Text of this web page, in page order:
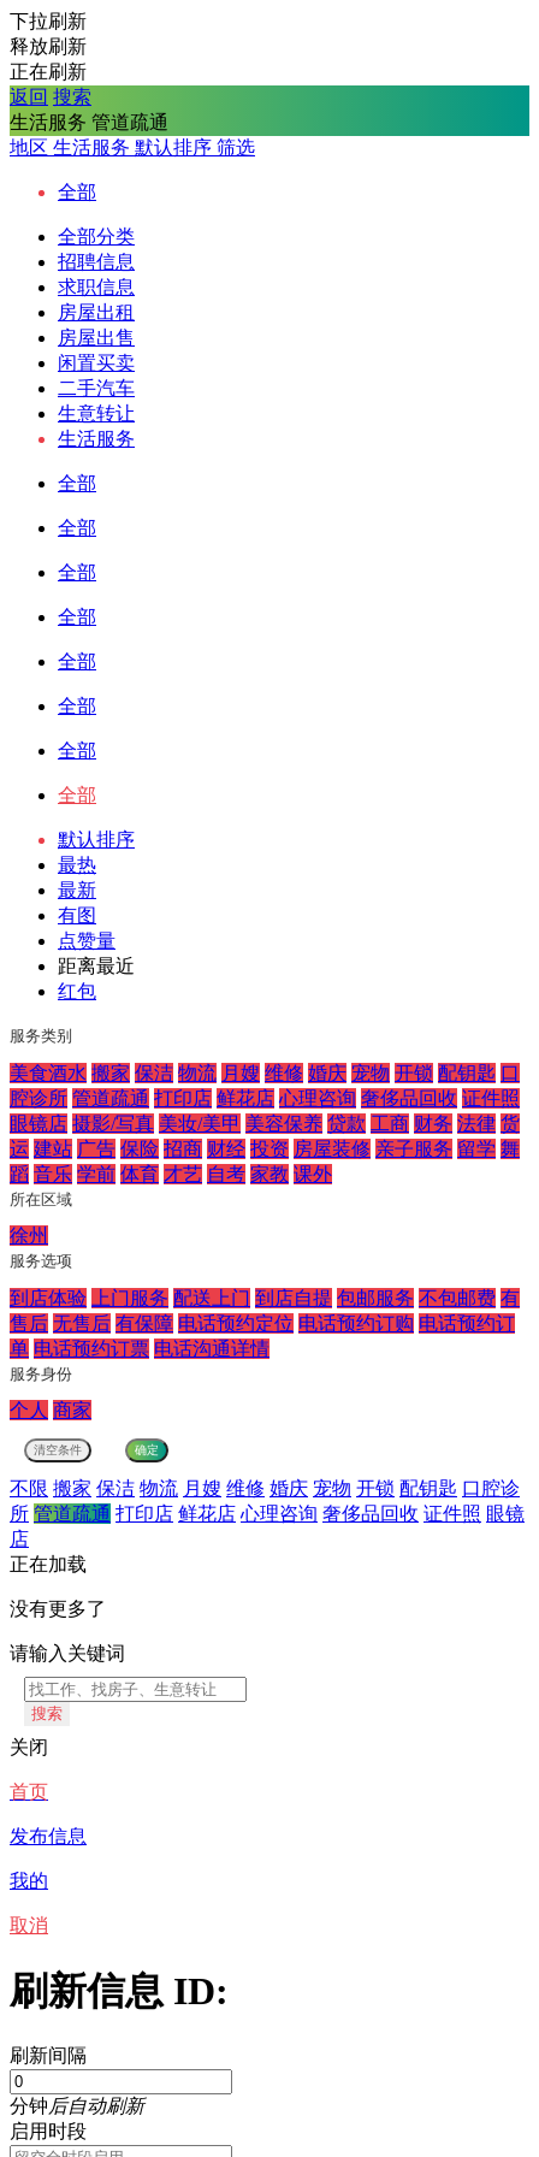
下拉刷新
释放刷新
正在刷新
返回 搜索
生活服务 管道疏通
地区 生活服务 默认排序 筛选
全部
全部分类
招聘信息
求职信息
房屋出租
房屋出售
闲置买卖
二手汽车
生意转让
生活服务
全部
全部
全部
全部
全部
全部
全部
全部
默认排序
最热
最新
有图
点赞量
距离最近
红包
服务类别
美食酒水 搬家 保洁 物流 月嫂 维修 婚庆 宠物 开锁 配钥匙 口
腔诊所 管道疏通 打印店 鲜花店 心理咨询 奢侈品回收 证件照
眼镜店 摄影/写真 美妆/美甲 美容保养 贷款 工商 财务 法律 货
运 建站 广告 保险 招商 财经 投资 房屋装修 亲子服务 留学 舞
蹈 音乐 学前 体育 才艺 自考 家教 课外
所在区域
徐州
服务选项
到店体验 上门服务 配送上门 到店自提 包邮服务 不包邮费 有
售后 无售后 有保障 电话预约定位 电话预约订购 电话预约订
单 电话预约订票 电话沟通详情
服务身份
个人 商家
不限 搬家 保洁 物流 月嫂 维修 婚庆 宠物 开锁 配钥匙 口腔诊
所 管道疏通 打印店 鲜花店 心理咨询 奢侈品回收 证件照 眼镜
店
正在加载
没有更多了
请输入关键词
搜索
关闭
首页
发布信息
我的
取消
刷新信息 ID:
刷新间隔
分钟后自动刷新
启用时段